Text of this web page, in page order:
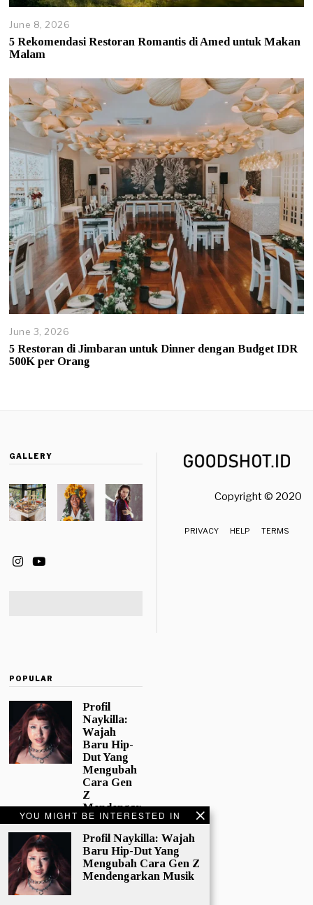
YOU MIGHT BE INTERESTED IN
Profil Naykilla: Wajah
Baru Hip-Dut Yang
Mengubah Cara Gen Z
Mendengarkan Musik
June 8, 2026
u
,
2
0
2
6
5 Rekomendasi Restoran Romantis di Amed untuk Makan
Malam
June 3, 2026
u
n
5 Restoran di Jimbaran untuk Dinner dengan Budget IDR
500K per Orang
GALLERY
Copyright © 2020 -
PRIVACY HELP TERMS
POPULAR
Profil
Naykilla:
Wajah
Baru Hip-
Dut Yang
Mengubah
Cara Gen
Z
Mendengar
kan Musik
Perkembang
an industri
musik
Indonesia